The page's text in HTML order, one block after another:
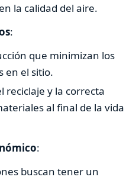
la calidad del aire.
:
que minimizan los
en el sitio.
reciclaje y la correcta
al final de la vida
:
buscan tener un